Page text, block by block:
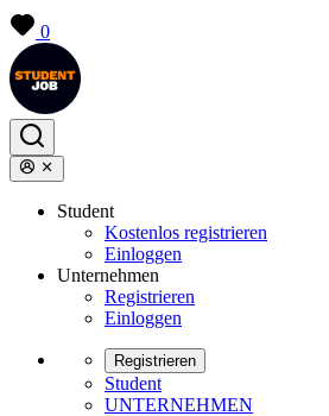
0
Student
Kostenlos registrieren
Einloggen
Unternehmen
Registrieren
Einloggen
Registrieren
Student
UNTERNEHMEN